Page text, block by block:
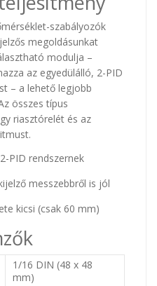
szabályozók
megoldásunkat
modulja –
az egyedülálló, 2-PID
– a lehető legjobb
összes típus
riasztórelét és az
PID rendszernek
messzebbről is jól
kicsi (csak 60 mm)
1/16 DIN (48 x 48
mm)